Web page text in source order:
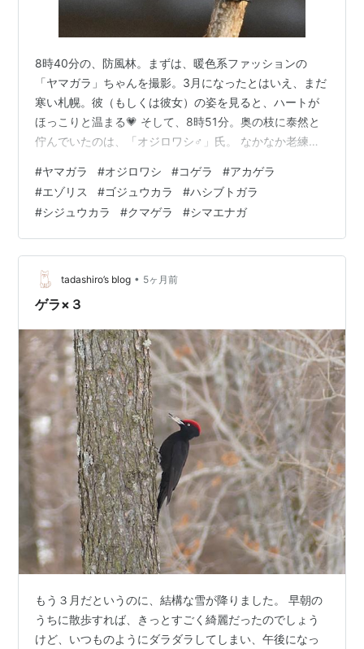
8時40分の、防風林。まずは、暖色系ファッションの
「ヤマガラ」ちゃんを撮影。3月になったとはいえ、まだ
寒い札幌。彼（もしくは彼女）の姿を見ると、ハートが
ほっこりと温まる💗 そして、8時51分。奥の枝に泰然と
佇んでいたのは、「オジロワシ♂」氏。 なかなか老練な
命は、20年～25年なのだという。この方も、おそらく
「10歳以上」であろうと、私は予測する。 9時06分に
は、「コゲラ」ちゃんが飛来。 やんちゃ坊主的なその横
顔が、可愛らしい(^^) 9時09分。「アカゲラ♀」さんも、
やって来た。 樹皮をベリベリと剥がす、そのキツツキパ
ワー💪 そのくちばしは…
#ヤマガラ #オジロワシ #コゲラ #アカゲラ
#エゾリス #ゴジュウカラ #ハシブトガラ
#シジュウカラ #クマゲラ #シマエナガ
tadashiro’s blog • 5ヶ月前
ゲラ×３
もう３月だというのに、結構な雪が降りました。 早朝の
うちに散歩すれば、きっとすごく綺麗だったのでしょう
けど、いつものようにダラダラしてしまい、午後になっ